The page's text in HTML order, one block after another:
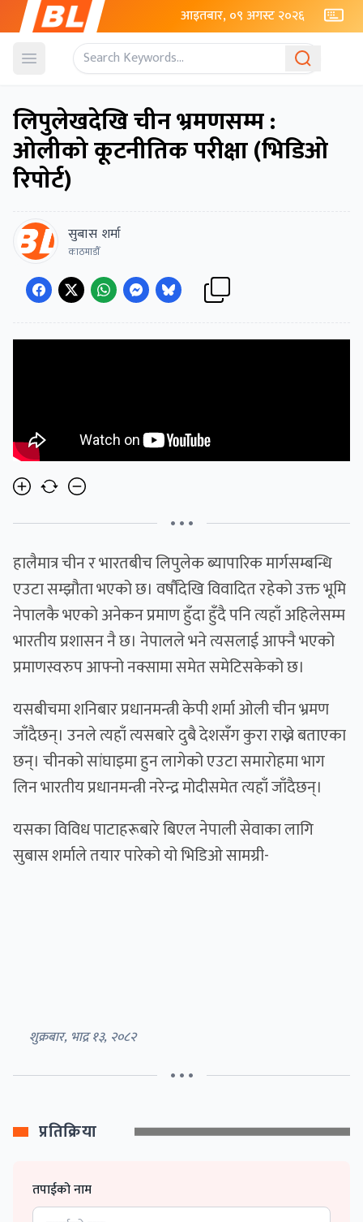
आइतबार, ०९ अगस्ट २०२६
Open menu
लिपुलेखदेखि चीन भ्रमणसम्म :
ओलीको कूटनीतिक परीक्षा (भिडिओ
रिपाेर्ट)
सुबास शर्मा
काठमाडाैँ
• • •
हालैमात्र चीन र भारतबीच लिपुलेक ब्यापारिक मार्गसम्बन्धि
एउटा सम्झौता भएको छ। वर्षौंदेखि विवादित रहेको उक्त भूमि
नेपालकै भएको अनेकन प्रमाण हुँदा हुँदै पनि त्यहाँ अहिलेसम्म
भारतीय प्रशासन नै छ। नेपालले भने त्यसलाई आफ्नै भएको
प्रमाणस्वरुप आफ्नो नक्सामा समेत समेटिसकेको छ।
यसबीचमा शनिबार प्रधानमन्त्री केपी शर्मा ओली चीन भ्रमण
जाँदैछन्। उनले त्यहाँ त्यसबारे दुबै देशसँग कुरा राख्ने बताएका
छन्। चीनको सांघाइमा हुन लागेको एउटा समारोहमा भाग
लिन भारतीय प्रधानमन्त्री नरेन्द्र मोदीसमेत त्यहाँ जाँदैछन्।
यसका विविध पाटाहरूबारे बिएल नेपाली सेवाका लागि
सुबास शर्माले तयार पारेको यो भिडिओ सामग्री-
शुक्रबार, भाद्र १३, २०८२
• • •
प्रतिक्रिया
तपाईको नाम